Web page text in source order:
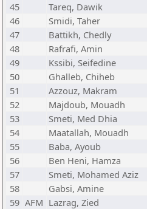
45
Tareq, Dawik
46
Smidi, Taher
47
Battikh, Chedly
48
Rafrafi, Amin
49
Kssibi, Seifedine
50
Ghalleb, Chiheb
51
Azzouz, Makram
52
Majdoub, Mouadh
53
Smeti, Med Dhia
54
Maatallah, Mouadh
55
Baba, Ayoub
56
Ben Heni, Hamza
57
Smeti, Mohamed Aziz
58
Gabsi, Amine
59 AFM Lazrag, Zied